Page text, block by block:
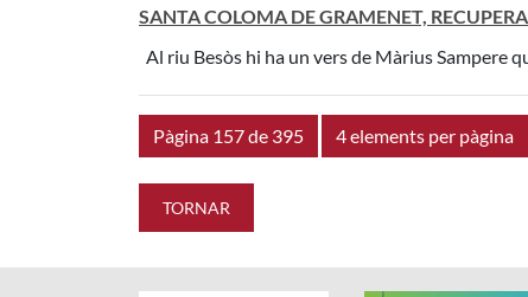
SANTA COLOMA DE GRAMENET,
Al riu Besòs hi ha un vers de Màrius Sampere
Pàgina 157 de 395 4 elements per pàgina
TORNAR